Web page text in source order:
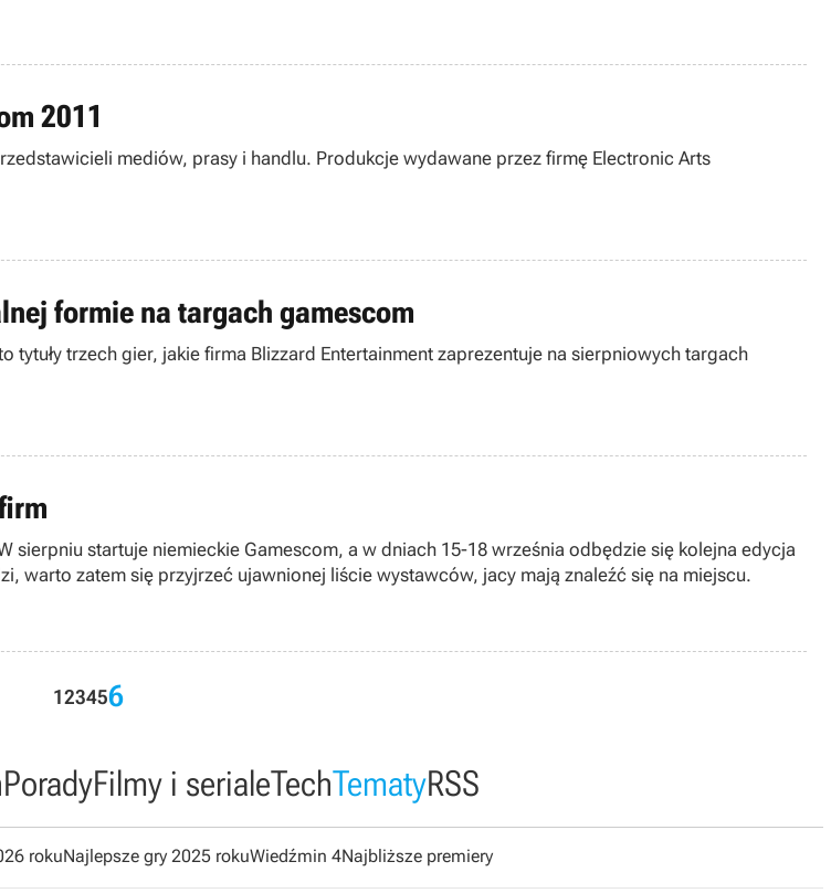
2011
mediów, prasy i handlu. Produkcje wydawane przez firmę Electronic Arts
formie na targach gamescom
trzech gier, jakie firma Blizzard Entertainment zaprezentuje na sierpniowych targach
sierpniu startuje niemieckie Gamescom, a w dniach 15-18 września odbędzie się kolejna edycja
warto zatem się przyjrzeć ujawnionej liście wystawców, jacy mają znaleźć się na miejscu.
123456
PoradyFilmy i serialeTechTematyRSS
rokuNajlepsze gry 2025 rokuWiedźmin 4Najbliższe premiery